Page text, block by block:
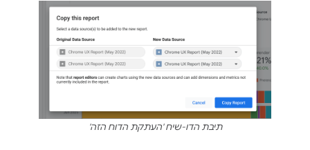
תיבת הדו-שיח 'העתקת הדוח הזה'